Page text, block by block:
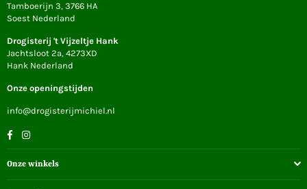
Tamboerijn 3, 3766 HA
Soest Nederland
Drogisterij 't Vijzeltje Hank
Jachtsloot 2a, 4273XD
Hank Nederland
Onze openingstijden
info@drogisterijmichiel.nl
FacebookInstagram
Onze winkels